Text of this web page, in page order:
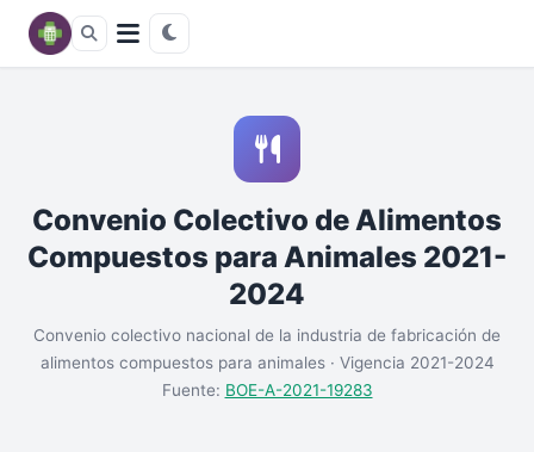
Convenio Colectivo de Alimentos
Compuestos para Animales 2021-
2024
Convenio colectivo nacional de la industria de fabricación de
alimentos compuestos para animales · Vigencia 2021-2024
Fuente: BOE-A-2021-19283